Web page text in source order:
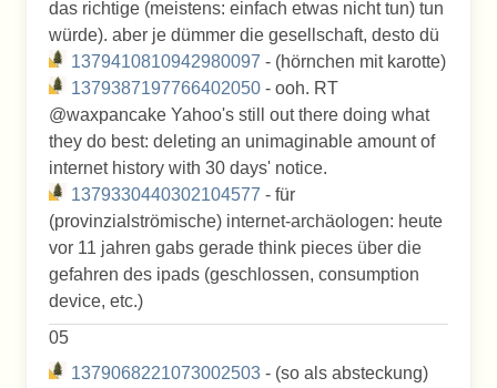
das richtige (meistens: einfach etwas nicht tun) tun
würde). aber je dümmer die gesellschaft, desto dü
1379410810942980097 - (hörnchen mit karotte)
1379387197766402050 - ooh. RT
@waxpancake Yahoo's still out there doing what
they do best: deleting an unimaginable amount of
internet history with 30 days' notice.
1379330440302104577 - für
(provinzialströmische) internet-archäologen: heute
vor 11 jahren gabs gerade think pieces über die
gefahren des ipads (geschlossen, consumption
device, etc.)
05
1379068221073002503 - (so als absteckung)